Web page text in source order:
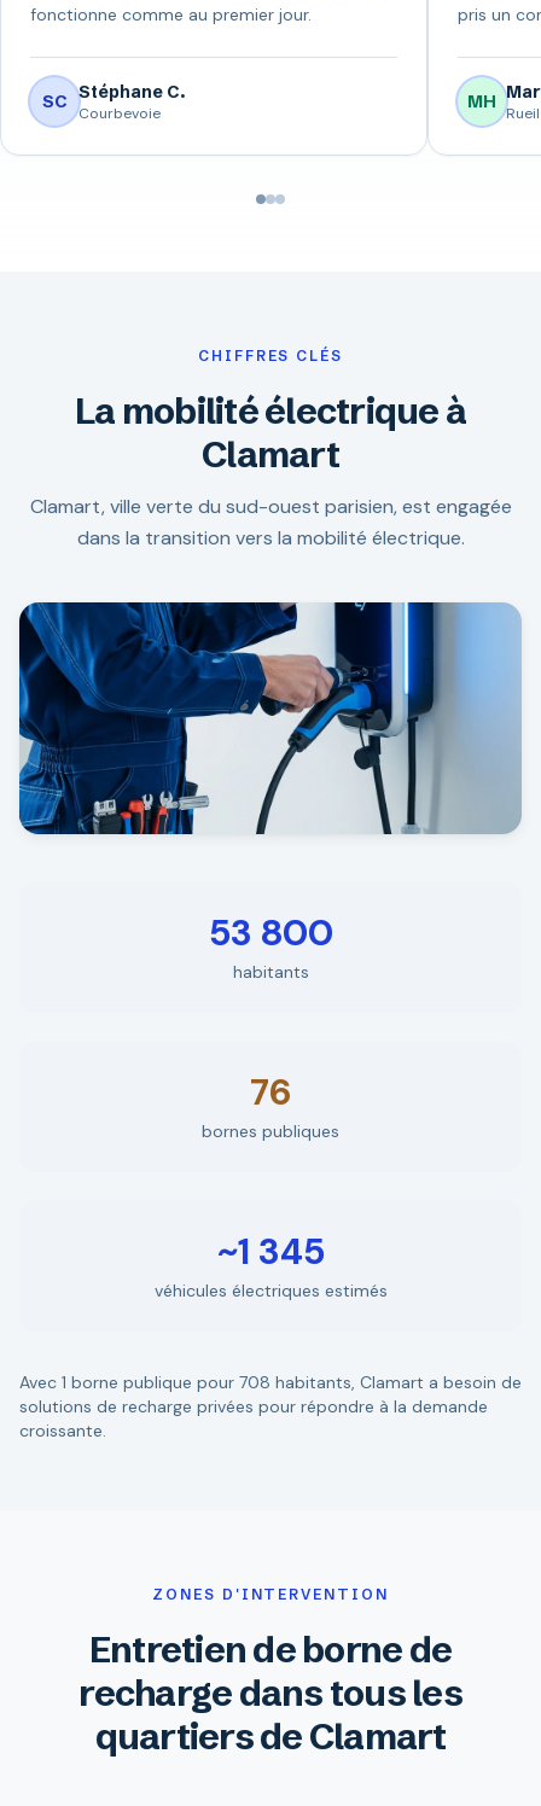
fonctionne comme au premier jour.
SC Stéphane C.
Courbevoie
pris un
MH
CHIFFRES CLÉS
La mobilité électrique à
Clamart
Clamart, ville verte du sud-ouest parisien, est engagée
dans la transition vers la mobilité électrique.
53 800
habitants
76
bornes publiques
~1 345
véhicules électriques estimés
Avec 1 borne publique pour 708 habitants, Clamart a besoin de
solutions de recharge privées pour répondre à la demande
croissante.
ZONES D'INTERVENTION
Entretien de borne de
recharge dans tous les
quartiers de Clamart